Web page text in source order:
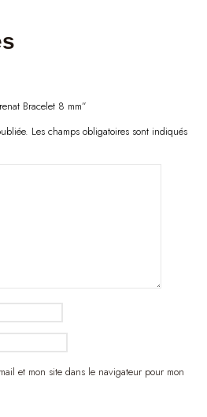
Bracelet 8 mm”
Les champs obligatoires sont indiqués
et mon site dans le navigateur pour mon